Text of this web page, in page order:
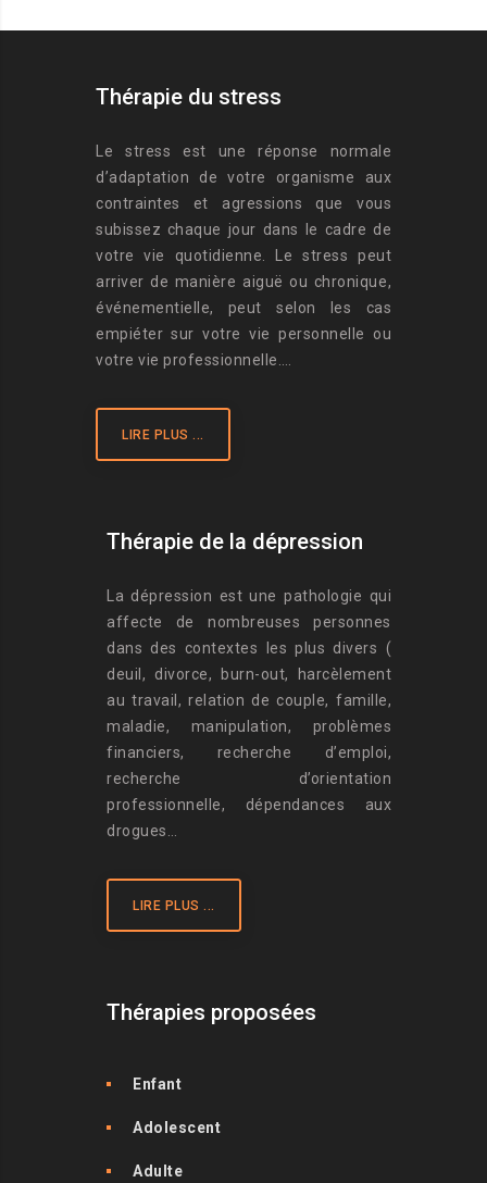
Thérapie du stress
Le stress est une réponse normale
d’adaptation de votre organisme aux
contraintes et agressions que vous
subissez chaque jour dans le cadre de
votre vie quotidienne. Le stress peut
arriver de manière aiguë ou chronique,
événementielle, peut selon les cas
empiéter sur votre vie personnelle ou
votre vie professionnelle….
LIRE PLUS ...
Thérapie de la dépression
La dépression est une pathologie qui
affecte de nombreuses personnes
dans des contextes les plus divers (
deuil, divorce, burn-out, harcèlement
au travail, relation de couple, famille,
maladie, manipulation, problèmes
financiers, recherche d’emploi,
recherche d’orientation
professionnelle, dépendances aux
drogues…
LIRE PLUS ...
Thérapies proposées
Enfant
Adolescent
Adulte